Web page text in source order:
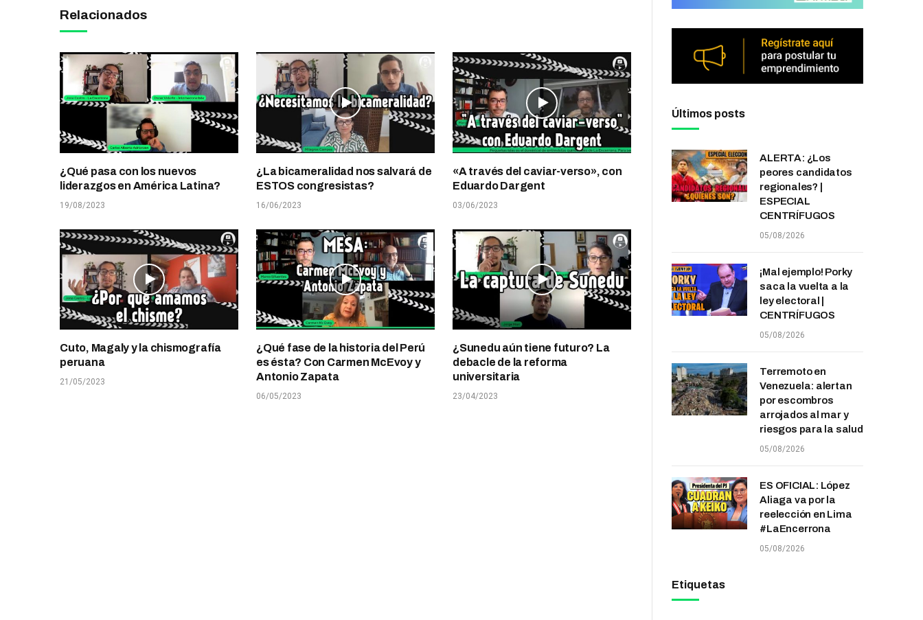
Relacionados
¿Qué pasa con los nuevos
liderazgos en América Latina?
19/08/2023
¿La bicameralidad nos salvará de
ESTOS congresistas?
16/06/2023
«A través del caviar-verso», con
Eduardo Dargent
03/06/2023
Cuto, Magaly y la chismografía
peruana
21/05/2023
¿Qué fase de la historia del Perú
es ésta? Con Carmen McEvoy y
Antonio Zapata
06/05/2023
¿Sunedu aún tiene futuro? La
debacle de la reforma
universitaria
23/04/2023
Últimos posts
ALERTA: ¿Los
peores candidatos
regionales? |
ESPECIAL
CENTRÍFUGOS
05/08/2026
¡Mal ejemplo! Porky
saca la vuelta a la
ley electoral |
CENTRÍFUGOS
05/08/2026
Terremoto en
Venezuela: alertan
por escombros
arrojados al mar y
riesgos para la salud
05/08/2026
ES OFICIAL: López
Aliaga va por la
reelección en Lima
#LaEncerrona
05/08/2026
Etiquetas